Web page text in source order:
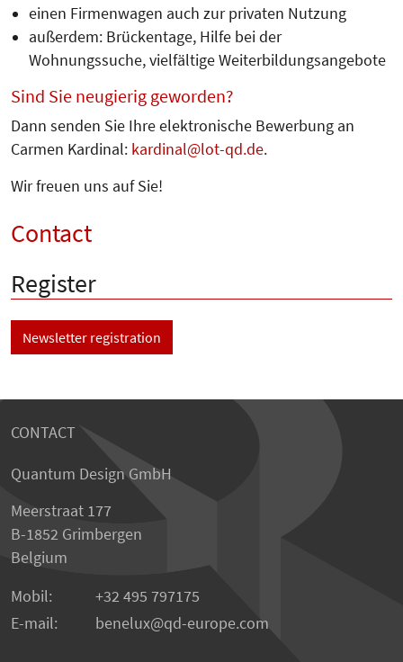
einen Firmenwagen auch zur privaten Nutzung
außerdem: Brückentage, Hilfe bei der
Wohnungssuche, vielfältige Wei­terbildungsangebote
Sind Sie neugierig geworden?
Dann senden Sie Ihre elektronische Bewerbung an
Carmen Kardinal: kardinal lot-qd.de.
Wir freuen uns auf Sie!
Contact
Register
Newsletter registration
CONTACT
Quantum Design GmbH
Meerstraat 177
B-1852 Grimbergen
Belgium
Mobil:
+32 495 797175
E-mail:
benelux qd-europe.com